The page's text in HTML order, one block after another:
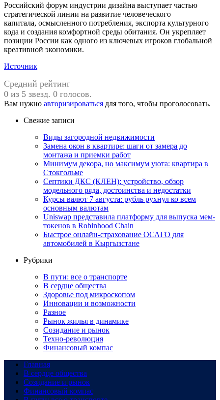
Российский форум индустрии дизайна выступает частью
стратегической линии на развитие человеческого
капитала, осмысленного потребления, экспорта культурного
кода и создания комфортной среды обитания. Он укрепляет
позиции России как одного из ключевых игроков глобальной
креативной экономики.
Источник
Средний рейтинг
0 из 5 звезд. 0 голосов.
Вам нужно авторизироваться для того, чтобы проголосовать.
Свежие записи
Виды загородной недвижимости
Замена окон в квартире: шаги от замера до
монтажа и приемки работ
Минимум декора, но максимум уюта: квартира в
Стокгольме
Септики ДКС (КЛЕН): устройство, обзор
модельного ряда, достоинства и недостатки
Курсы валют 7 августа: рубль рухнул ко всем
основным валютам
Uniswap представила платформу для выпуска мем-
токенов в Robinhood Chain
Быстрое онлайн-страхование ОСАГО для
автомобилей в Кыргызстане
Рубрики
В пути: все о транспорте
В сердце общества
Здоровье под микроскопом
Инновации и возможности
Разное
Рынок жилья в динамике
Созидание и рынок
Техно-революция
Финансовый компас
Главная
В сердце общества
Созидание и рынок
Финансовый компас